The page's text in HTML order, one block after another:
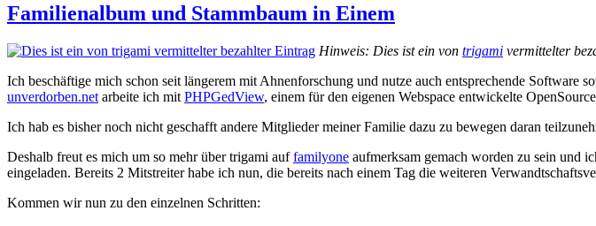
und
Familienalbum und Stammbaum in Einem
Hinweis: Dies ist ein von trigami vermittelter
Ich beschäftige mich schon seit längerem mit Ahnenforschung und nutze auch entsprechende
unverdorben.net arbeite ich mit PHPGedView, einem für den eigenen Webspace entwickelte
Ich hab es bisher noch nicht geschafft andere Mitglieder meiner Familie dazu zu bewegen daran
Deshalb freut es mich um so mehr über trigami auffamilyone aufmerksam gemach worden zu sein und
eingeladen. Bereits 2 Mitstreiter habe ich nun, die bereits nach einem Tag die weiteren
Kommen wir nun zu den einzelnen Schritten: